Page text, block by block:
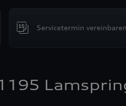
Servicetermin vereinbaren